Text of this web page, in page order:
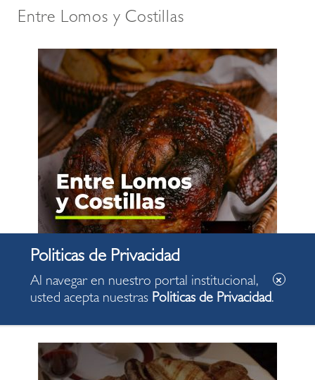
Entre Lomos y Costillas
Al navegar en nuestro portal institucional,
usted acepta nuestras Politicas de Privacidad.